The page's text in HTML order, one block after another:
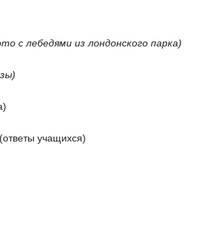
с лебедями из лондонского парка)
учащихся)